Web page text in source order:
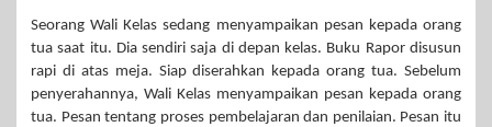
Seorang Wali Kelas sedang menyampaikan pesan kepada orang
tua saat itu. Dia sendiri saja di depan kelas. Buku Rapor disusun
rapi di atas meja. Siap diserahkan kepada orang tua. Sebelum
penyerahannya, Wali Kelas menyampaikan pesan kepada orang
tua. Pesan tentang proses pembelajaran dan penilaian. Pesan itu